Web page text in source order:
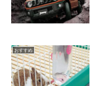
おすすめ